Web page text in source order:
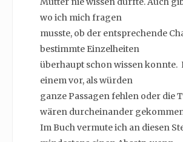
wo ich mich fragen
musste, ob der entsprechende
bestimmte Einzelheiten
überhaupt schon wissen konnte.
einem vor, als würden
ganze Passagen fehlen oder die
wären durcheinander
Im Buch vermute ich an diesen